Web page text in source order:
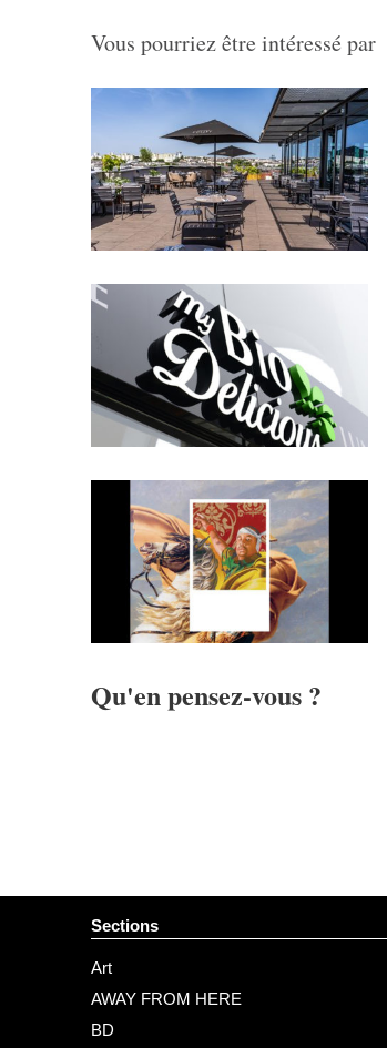
Vous pourriez être intéressé par
Qu'en pensez-vous ?
Sections
Art
AWAY FROM HERE
BD